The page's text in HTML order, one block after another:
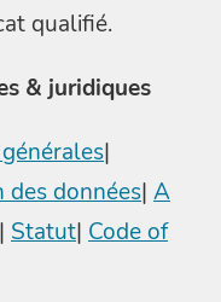
qualifié.
& juridiques
|
données| A
| Statut| Code of